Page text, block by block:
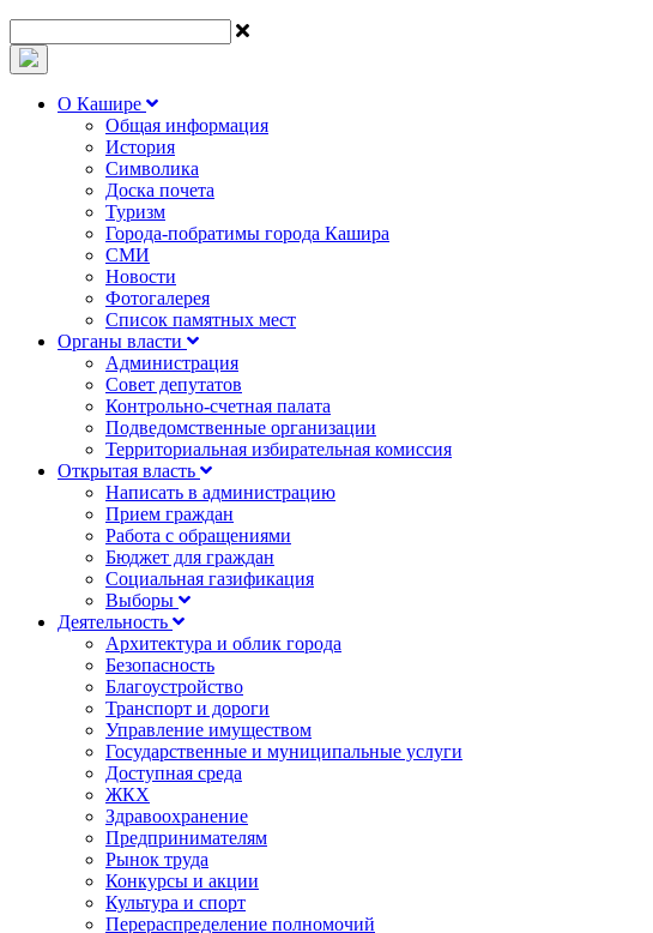
О Кашире
Общая информация
История
Символика
Доска почета
Туризм
Города-побратимы города Кашира
СМИ
Новости
Фотогалерея
Список памятных мест
Органы власти
Администрация
Совет депутатов
Контрольно-счетная палата
Подведомственные организации
Территориальная избирательная комиссия
Открытая власть
Написать в администрацию
Прием граждан
Работа с обращениями
Бюджет для граждан
Социальная газификация
Выборы
Деятельность
Архитектура и облик города
Безопасность
Благоустройство
Транспорт и дороги
Управление имуществом
Государственные и муниципальные услуги
Доступная среда
ЖКХ
Здравоохранение
Предпринимателям
Рынок труда
Конкурсы и акции
Культура и спорт
Перераспределение полномочий